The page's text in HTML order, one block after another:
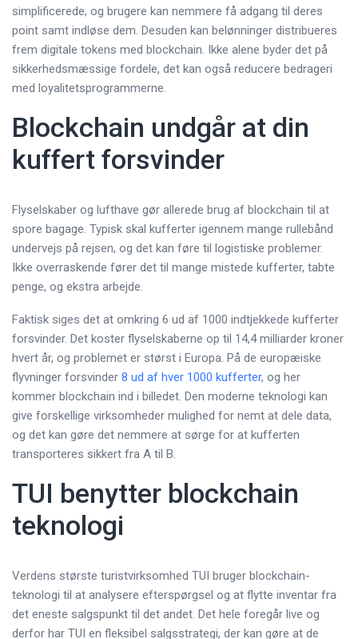
simplificerede, og brugere kan nemmere få adgang til deres
point samt indløse dem. Desuden kan belønninger distribueres
frem digitale tokens med blockchain. Ikke alene byder det på
sikkerhedsmæssige fordele, det kan også reducere bedrageri
med loyalitetsprogrammerne.
Blockchain undgår at din
kuffert forsvinder
Flyselskaber og lufthave gør allerede brug af blockchain til at
spore bagage. Typisk skal kufferter igennem mange rullebånd
undervejs på rejsen, og det kan føre til logistiske problemer.
Ikke overraskende fører det til mange mistede kufferter, tabte
penge, og ekstra arbejde.
Faktisk siges det at omkring 6 ud af 1000 indtjekkede kufferter
forsvinder. Det koster flyselskaberne op til 14,4 milliarder kroner
hvert år, og problemet er størst i Europa. På de europæiske
flyvninger forsvinder 8 ud af hver 1000 kufferter, og her
kommer blockchain ind i billedet. Den moderne teknologi kan
give forskellige virksomheder mulighed for nemt at dele data,
og det kan gøre det nemmere at sørge for at kufferten
transporteres sikkert fra A til B.
TUI benytter blockchain
teknologi
Verdens største turistvirksomhed TUI bruger blockchain-
teknologi til at analysere efterspørgsel og at flytte inventar fra
det eneste salgspunkt til det andet. Det hele foregår live og
derfor har TUI en fleksibel salgsstrategi, der kan gøre at de